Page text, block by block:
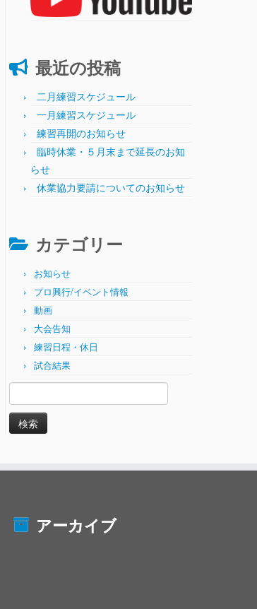
最近の投稿
二月練習スケジュール
一月練習スケジュール
練習再開のお知らせ
臨時休業・５月末まで延長のお知
らせ
休業協力要請についてのお知らせ
カテゴリー
お知らせ
プロ興行/イベント情報
動画
大会告知
練習日程・休日
試合結果
索:
アーカイブ